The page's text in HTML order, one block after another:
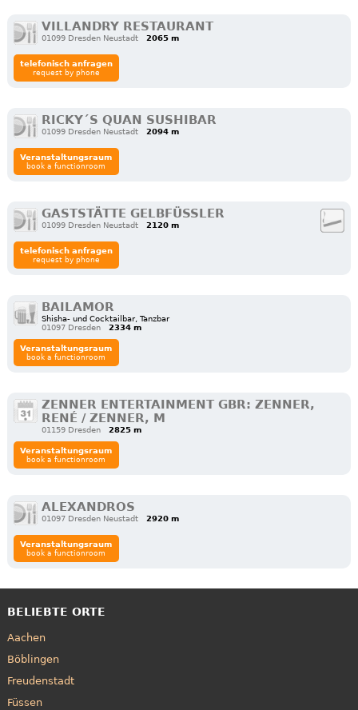
VILLANDRY RESTAURANT
01099 Dresden Neustadt 2065 m
telefonisch anfragen
request by phone
RICKY´S QUAN SUSHIBAR
01099 Dresden Neustadt 2094 m
Veranstaltungsraum
book a functionroom
GASTSTÄTTE GELBFÜSSLER
01099 Dresden Neustadt 2120 m
telefonisch anfragen
request by phone
BAILAMOR
Shisha- und Cocktailbar, Tanzbar
01097 Dresden
2334 m
Veranstaltungsraum
book a functionroom
ZENNER ENTERTAINMENT GBR: ZENNER,
RENÉ / ZENNER, M
01159 Dresden 2825 m
Veranstaltungsraum
book a functionroom
ALEXANDROS
01097 Dresden Neustadt 2920 m
Veranstaltungsraum
book a functionroom
BELIEBTE ORTE
Aachen
Böblingen
Freudenstadt
Füssen